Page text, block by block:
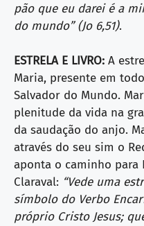
pão que eu darei é a
do mundo” (Jo 6,51).
ESTRELA E LIVRO: A
Maria, presente em
Salvador do Mundo.
plenitude da vida na
da saudação do anjo.
através do seu sim o
aponta o caminho para
Claraval: “Vede uma
símbolo do Verbo
próprio Cristo Jesus;